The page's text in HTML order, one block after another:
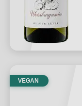
VEGAN